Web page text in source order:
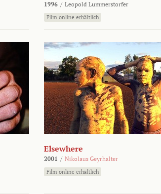
1996 / Leopold Lummerstorfer
Film online erhältlich
Elsewhere
2001 / Nikolaus Geyrhalter
Film online erhältlich